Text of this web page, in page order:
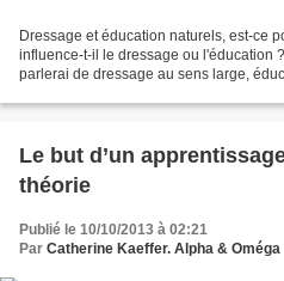
Dressage et éducation naturels, est-ce
influence-t-il le dressage ou l'éducation
parlerai de dressage au sens large,
Le but d’un
théorie
Publié le 10/10/2013 à 02:21
Par Catherine Kaeffer. Alpha & Oméga